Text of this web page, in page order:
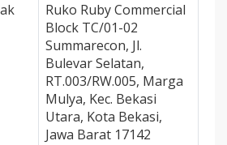
Ruko Ruby Commercial
Block TC/01-02
Summarecon, Jl.
Bulevar Selatan,
RT.003/RW.005, Marga
Mulya, Kec. Bekasi
Utara, Kota Bekasi,
Jawa Barat 17142